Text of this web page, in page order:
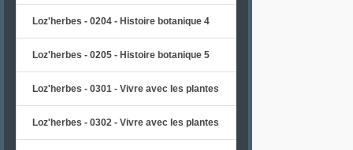
Loz'herbes - 0204 - Histoire botanique 4
Loz'herbes - 0205 - Histoire botanique 5
Loz'herbes - 0301 - Vivre avec les plantes
Loz'herbes - 0302 - Vivre avec les plantes